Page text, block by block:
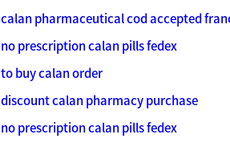
calan pharmaceutical cod accepted
no prescription calan pills fedex
to buy calan order
discount calan pharmacy purchase
no prescription calan pills fedex